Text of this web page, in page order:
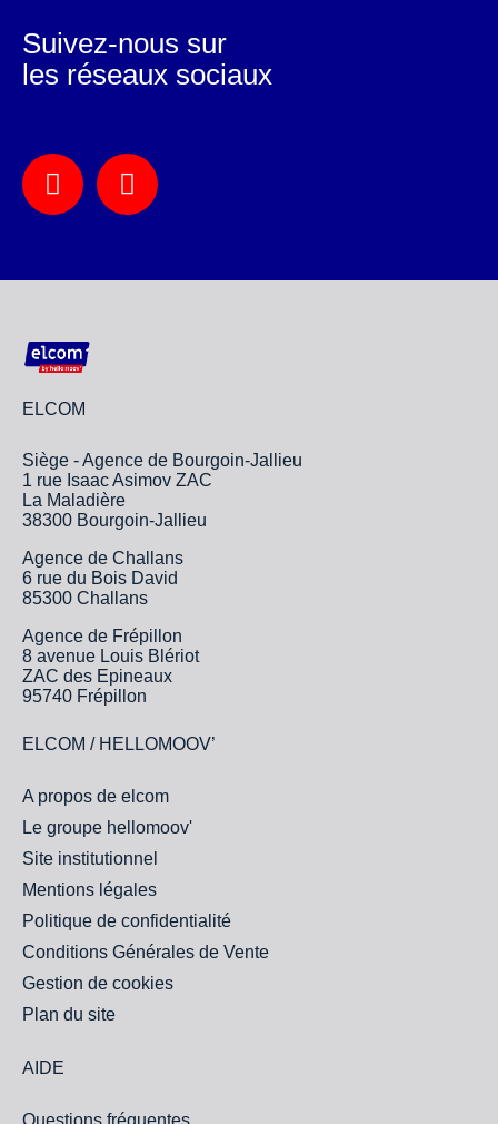
ELCOM
Siège - Agence de Bourgoin-Jallieu
1 rue Isaac Asimov ZAC
La Maladière
38300 Bourgoin-Jallieu
Agence de Challans
6 rue du Bois David
85300 Challans
Agence de Frépillon
8 avenue Louis Blériot
ZAC des Epineaux
95740 Frépillon
ELCOM / HELLOMOOV’
A propos de elcom
Le groupe hellomoov'
Site institutionnel
Mentions légales
Politique de confidentialité
Conditions Générales de Vente
Gestion de cookies
Plan du site
AIDE
Questions fréquentes
Suivez-nous sur
les réseaux sociaux